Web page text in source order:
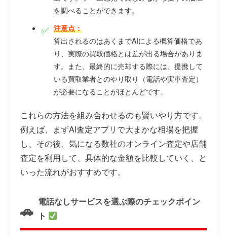
を調べることができます。
注意点：
算出されるのはあくまでAIによる概算価格であ
り、実際の買取価格とは差が出る場合がありま
す。また、最終的に売却する際には、提携して
いる買取業者とのやり取り（電話や実車査定）
が必要になることがほとんどです。
これらの方法を組み合わせるのも賢いやり方です。
例えば、まずAI査定アプリで大まかな相場を把握
し、その後、気になる数社のオンライン査定や店舗
査定を利用して、具体的な金額を比較していく、と
いった流れがおすすめです。
電話なしサービスを選ぶ際のチェックポイン
ト